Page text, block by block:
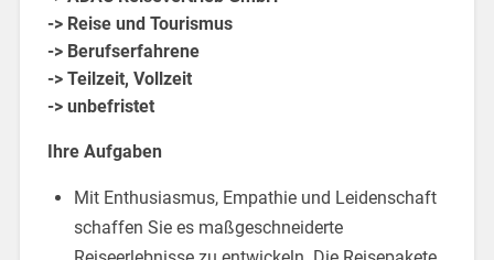
-> Reise und Tourismus
-> Berufserfahrene
-> Teilzeit, Vollzeit
-> unbefristet
Ihre Aufgaben
Mit Enthusiasmus, Empathie und Leidenschaft
schaffen Sie es maßgeschneiderte